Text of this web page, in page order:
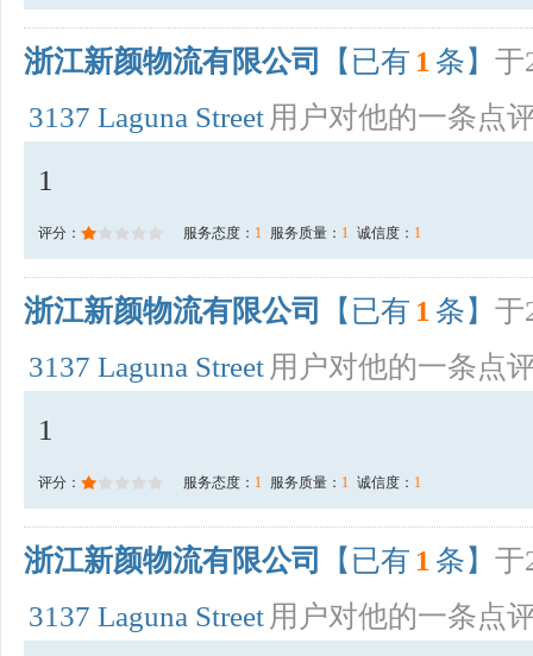
浙江新颜物流有限公司 【已有 1 条】 于
3137 Laguna Street 用户对他的一条点
1
评分： 服务态度： 1 服务质量： 1 诚信度： 1
浙江新颜物流有限公司 【已有 1 条】 于
3137 Laguna Street 用户对他的一条点
1
评分： 服务态度： 1 服务质量： 1 诚信度： 1
浙江新颜物流有限公司 【已有 1 条】 于
3137 Laguna Street 用户对他的一条点